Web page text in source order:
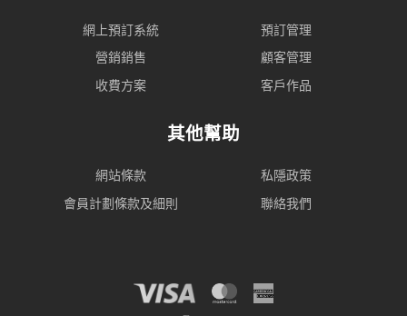
網上預訂系統
預訂管理
營銷銷售
顧客管理
收費方案
客戶作品
其他幫助
網站條款
私隱政策
會員計劃條款及細則
聯絡我們